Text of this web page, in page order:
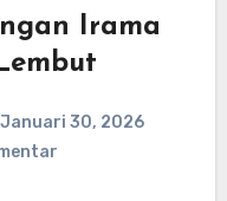
Irama
Januari 30, 2026